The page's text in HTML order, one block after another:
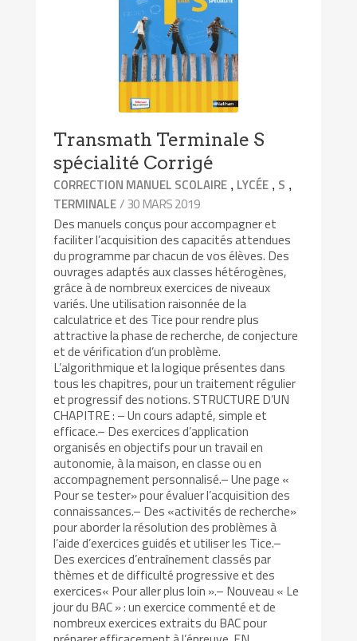
Transmath Terminale S
spécialité Corrigé
CORRECTION MANUEL SCOLAIRE , LYCÉE , S ,
TERMINALE/ 30 MARS 2019
Des manuels conçus pour accompagner et
faciliter l’acquisition des capacités attendues
du programme par chacun de vos élèves. Des
ouvrages adaptés aux classes hétérogènes,
grâce à de nombreux exercices de niveaux
variés. Une utilisation raisonnée de la
calculatrice et des Tice pour rendre plus
attractive la phase de recherche, de conjecture
et de vérification d’un problème.
L’algorithmique et la logique présentes dans
tous les chapitres, pour un traitement régulier
et progressif des notions. STRUCTURE D’UN
CHAPITRE : – Un cours adapté, simple et
efficace.– Des exercices d’application
organisés en objectifs pour un travail en
autonomie, à la maison, en classe ou en
accompagnement personnalisé.– Une page «
Pour se tester» pour évaluer l’acquisition des
connaissances.– Des «activités de recherche»
pour aborder la résolution des problèmes à
l’aide d’exercices guidés et utiliser les Tice.–
Des exercices d’entraînement classés par
thèmes et de difficulté progressive et des
exercices« Pour aller plus loin ».– Nouveau « Le
jour du BAC » : un exercice commenté et de
nombreux exercices extraits du BAC pour